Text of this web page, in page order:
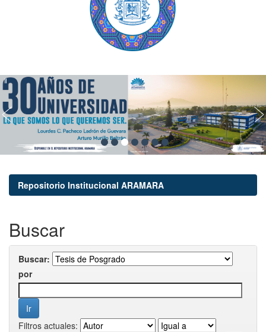
Repositorio Institucional ARAMARA
Buscar
Buscar:
por
Filtros actuales: